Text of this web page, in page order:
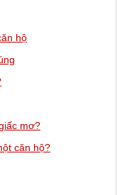
hộ
mơ?
căn hộ?